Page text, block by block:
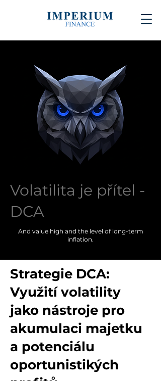
Volatilita je přítel -
DCA
And value high and the level of long-term
inflation.
Strategie DCA:
Využití volatility
jako nástroje pro
akumulaci majetku
a potenciálu
oportunistikých